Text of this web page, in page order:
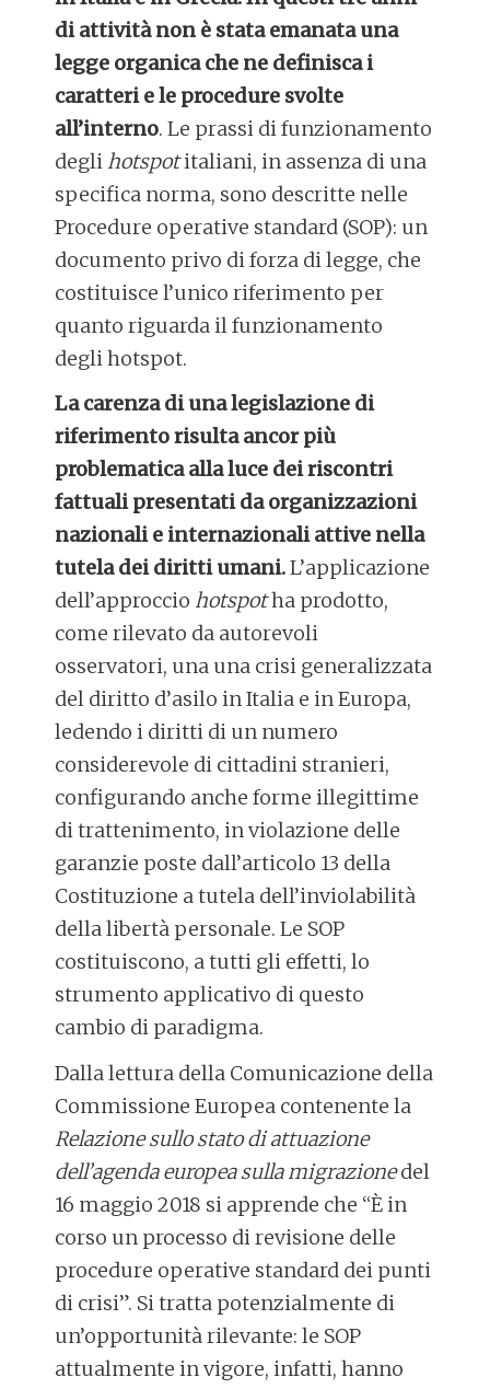
di attività non è stata emanata una
legge organica che ne definisca i
caratteri e le procedure svolte
all’interno. Le prassi di funzionamento
degli hotspotitaliani, in assenza di una
specifica norma, sono descritte nelle
Procedure operative standard (SOP): un
documento privo di forza di legge, che
costituisce l’unico riferimento per
quanto riguarda il funzionamento
degli hotspot.
La carenza di una legislazione di
riferimento risulta ancor più
problematica alla luce dei riscontri
fattuali presentati da organizzazioni
nazionali e internazionali attive nella
tutela dei diritti umani.L’applicazione
dell’approccio hotspotha prodotto,
come rilevato da autorevoli
osservatori, una una crisi generalizzata
del diritto d’asilo in Italia e in Europa,
ledendo i diritti di un numero
considerevole di cittadini stranieri,
configurando anche forme illegittime
di trattenimento, in violazione delle
garanzie poste dall’articolo 13 della
Costituzione a tutela dell’inviolabilità
della libertà personale. Le SOP
costituiscono, a tutti gli effetti, lo
strumento applicativo di questo
cambio di paradigma.
Dalla lettura della Comunicazione della
Commissione Europea contenente la
Relazione sullo stato di attuazione
dell’agenda europea sulla migrazionedel
16 maggio 2018 si apprende che “È in
corso un processo di revisione delle
procedure operative standard dei punti
di crisi”. Si tratta potenzialmente di
un’opportunità rilevante: le SOP
attualmente in vigore, infatti, hanno